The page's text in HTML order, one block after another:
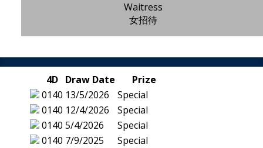
Waitress
女招待
4D Draw Date
Prize
0140 13/5/2026
Special
0140 12/4/2026
Special
0140 5/4/2026
Special
0140 7/9/2025
Special